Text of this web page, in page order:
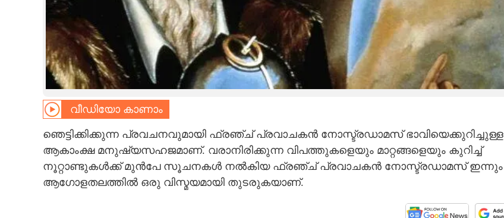
CARTOONS
LITERATURE
വീഡിയോ കാണാം
ഞെട്ടിക്കിക്കുന്ന പ്രവചനവുമായി ഫ്രഞ്ച് പ്രവാചകൻ നോസ്ട്രഡാമസ് ഭാവിയെക്കുറിച്ചുള്ള
ആകാംക്ഷ മനുഷ്യസഹജമാണ്. വരാനിരിക്കുന്ന വിപത്തുകളെയും മാറ്റങ്ങളെയും കുറിച്ച്
നൂറ്റാണ്ടുകൾക്ക് മുൻപേ സൂചനകൾ നൽകിയ ഫ്രഞ്ച് പ്രവാചകൻ നോസ്ട്രഡാമസ് ഇന്നും
ആഗോളതലത്തിൽ ഒരു വിസ്മയമായി തുടരുകയാണ്.